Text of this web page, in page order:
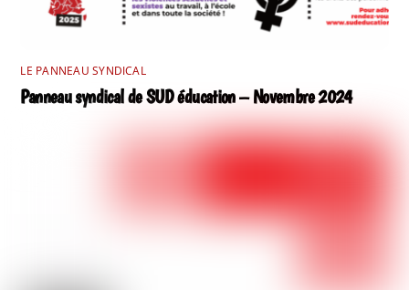
LE PANNEAU SYNDICAL
Panneau syndical de SUD éducation – Novembre 2024